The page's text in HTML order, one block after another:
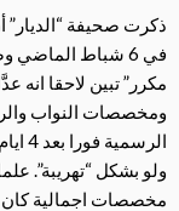
ذكرت صحيفة
في 6 شباط الماضي وصوت
ومخصصات النواب
ولو بشكل “تهريبة”.